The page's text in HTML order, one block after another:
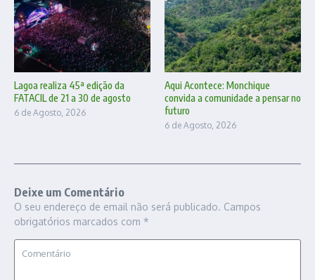
Lagoa realiza 45ª edição da
FATACIL de 21 a 30 de agosto
6 de Agosto, 2026
Aqui Acontece: Monchique
convida a comunidade a pensar no
futuro
6 de Agosto, 2026
Deixe um Comentário
O seu endereço de email não será publicado. Campos
obrigatórios marcados com *